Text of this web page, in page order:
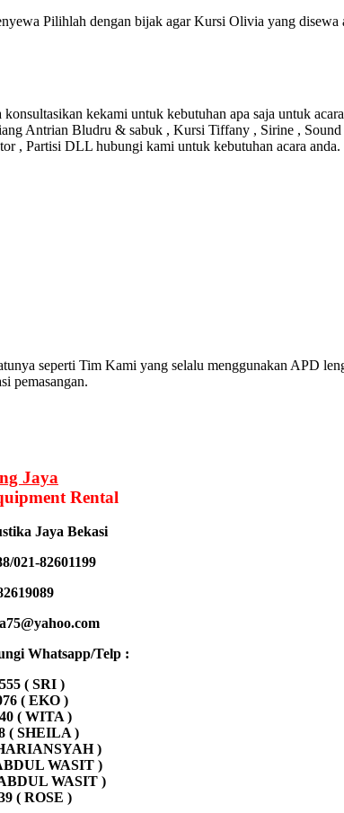
Pilihlah dengan bijak agar Kursi Olivia yang
kekami untuk kebutuhan apa saja untuk
Antrian Bludru & sabuk , Kursi Tiffany , Sirine ,
, Partisi DLL hubungi kami untuk kebutuhan acara anda.
seperti Tim Kami yang selalu menggunakan APD
pemasangan.
Jaya
Rental
Jaya Bekasi
021-82601199
Whatsapp/Telp :
( SRI )
( EKO )
( WITA )
( SHEILA )
)
WASIT )
WASIT )
( ROSE )